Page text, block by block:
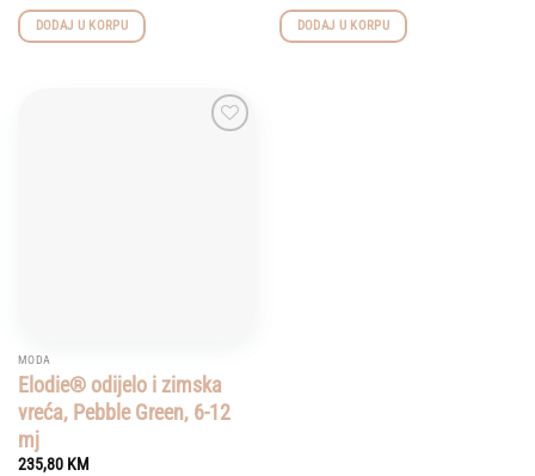
DODAJ U KORPU DODAJ U KORPU
MODA
Elodie® odijelo i zimska
vreća, Pebble Green, 6-12
mj
235,80 KM